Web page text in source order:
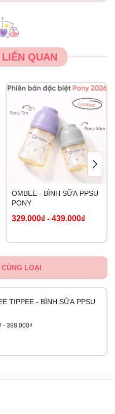
QUAN
OMBEE - BÌNH SỮA PPSU
PONY
329.000₫- 439.000₫
LOẠI
TIPPEE - BÌNH SỮA PPSU
- 398.000₫